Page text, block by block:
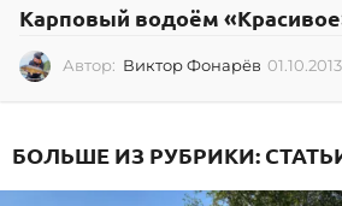
Карповый водоём
Автор: Виктор Фонарёв 01.10.2013
БОЛЬШЕ ИЗ РУБРИКИ: